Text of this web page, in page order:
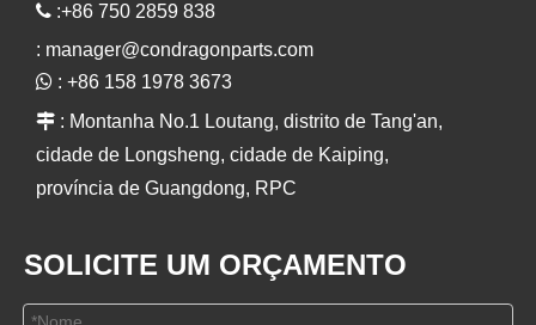
 :+86 750 2859 838
: manager@condragonparts.com
 : +86 158 1978 3673
 : Montanha No.1 Loutang, distrito de Tang'an,
cidade de Longsheng, cidade de Kaiping,
província de Guangdong, RPC
SOLICITE UM ORÇAMENTO